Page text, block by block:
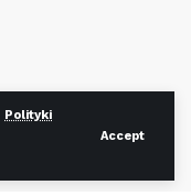
Polityki
Accept